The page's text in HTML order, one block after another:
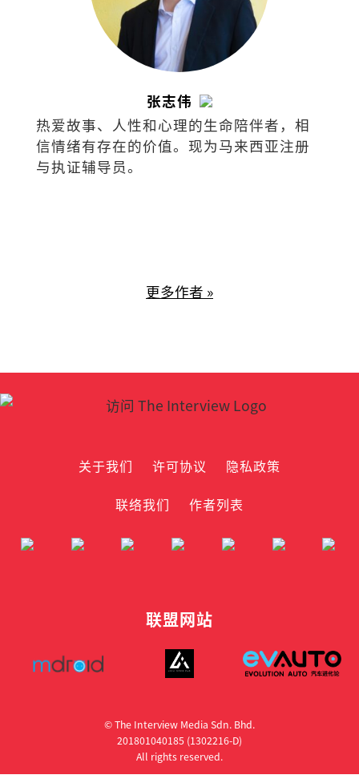
张志伟
热爱故事、人性和心理的生命陪伴者，相
信情绪有存在的价值。现为马来西亚注册
与执证辅导员。
更多作者 »
关于我们 许可协议
隐私政策
联络我们
作者列表
联盟网站
© The Interview Media Sdn. Bhd.
201801040185 (1302216­-D)
All rights reserved.